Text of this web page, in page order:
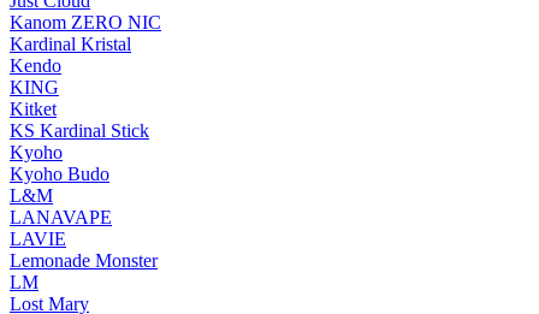
Kanom ZERO NIC
Kardinal Kristal
Kendo
KING
Kitket
KS Kardinal Stick
Kyoho
Kyoho Budo
L&M
LANAVAPE
LAVIE
Lemonade Monster
LM
Lost Mary